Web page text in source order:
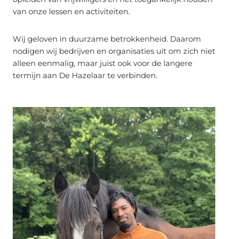
van onze lessen en activiteiten.
Wij geloven in duurzame betrokkenheid. Daarom
nodigen wij bedrijven en organisaties uit om zich niet
alleen eenmalig, maar juist ook voor de langere
termijn aan De Hazelaar te verbinden.